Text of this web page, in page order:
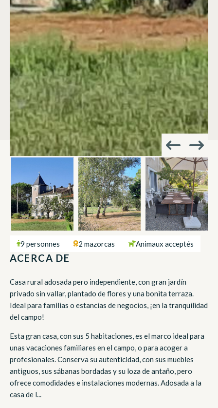
9 personnes 2 mazorcas Animaux acceptés
ACERCA DE
Casa rural adosada pero independiente, con gran jardín
privado sin vallar, plantado de flores y una bonita terraza.
Ideal para familias o estancias de negocios, ¡en la tranquilidad
del campo!
Esta gran casa, con sus 5 habitaciones, es el marco ideal para
unas vacaciones familiares en el campo, o para acoger a
profesionales. Conserva su autenticidad, con sus muebles
antiguos, sus sábanas bordadas y su loza de antaño, pero
ofrece comodidades e instalaciones modernas. Adosada a la
casa de l...